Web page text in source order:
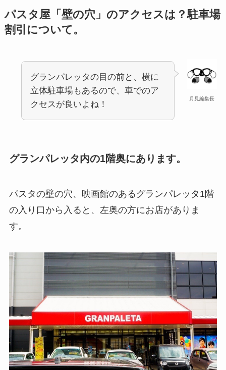
パスタ屋「壁の穴」のアクセスは？駐車場
割引について。
月見編集長
グランパレッタの目の前と、横に
立体駐車場もあるので、車でのア
クセスが良いよね！
グランパレッタ内の1階奥にあります。
パスタの壁の穴、映画館のあるグランパレッタ1階
の入り口から入ると、左奥の方にお店がありま
す。